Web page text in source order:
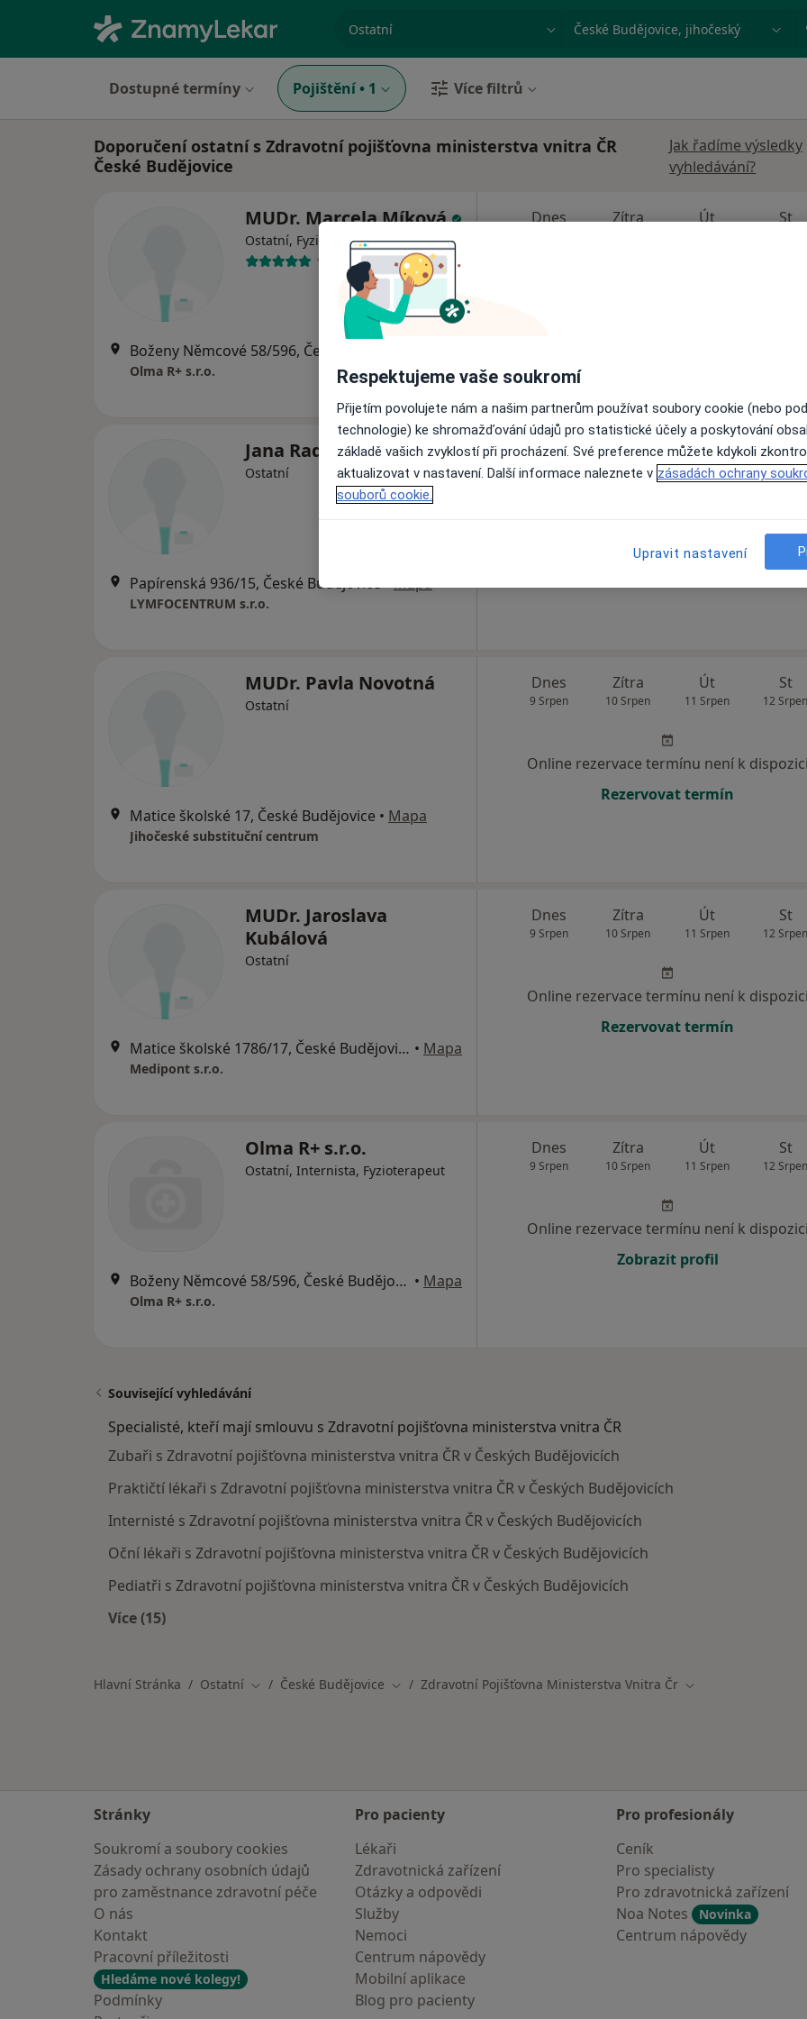
specializace, nemoc nebo příjmeníMěsto nebo region
Dostupné termíny Pojištění • 1 Více filtrů
Doporučení ostatní s Zdravotní pojišťovna ministerstva vnitra ČR
České Budějovice
Jak řadíme výsledky
vyhledávání?
MUDr. Marcela Míková
Ostatní, Fyzioterapeut
1 názor
Olma R+ s.r.o.
Dnes Zítra Út St
Jana Radouchová
Ostatní
Papírenská 936/15, České Budějovice•Mapa
LYMFOCENTRUM s.r.o.
Dnes
9 Srpen
Zítra
10 Srpen
Út
11 Srpen
St
12
Online rezervace termínu není k
Rezervovat termín
MUDr. Pavla Novotná
Ostatní
Matice školské 17, České Budějovice • Mapa
Jihočeské substituční centrum
Dnes
9 Srpen
Zítra
10 Srpen
Út
11 Srpen
St
12
Online rezervace termínu není k
Rezervovat termín
MUDr. Jaroslava
Kubálová
Ostatní
Matice školské 1786/17, České Budějovice • Mapa
Medipont s.r.o.
Dnes
9 Srpen
Zítra
10 Srpen
Út
11 Srpen
St
12
Online rezervace termínu není k
Rezervovat termín
Olma R+ s.r.o.
Ostatní, Internista, Fyzioterapeut
Boženy Němcové 58/596, České Budějovice • Mapa
Olma R+ s.r.o.
Dnes
9 Srpen
Zítra
10 Srpen
Út
11 Srpen
St
12
Online rezervace termínu není k
Zobrazit profil
Související vyhledávání
Specialisté, kteří mají smlouvu s Zdravotní pojišťovna ministerstva vnitra ČR
Zubaři s Zdravotní pojišťovna ministerstva vnitra ČR v Českých Budějovicích
Praktičtí lékaři s Zdravotní pojišťovna ministerstva vnitra ČR v Českých Budějovicích
Internisté s Zdravotní pojišťovna ministerstva vnitra ČR v Českých Budějovicích
Oční lékaři s Zdravotní pojišťovna ministerstva vnitra ČR v Českých Budějovicích
Pediatři s Zdravotní pojišťovna ministerstva vnitra ČR v Českých Budějovicích
Více (15)
Hlavní Stránka Ostatní Změna města
České Budějovice Změna města
Zdravotní Pojišťovna Ministerstva Vnitra Čr Změna města
Stránky
Soukromí a soubory cookies
Zásady ochrany osobních údajů
pro zaměstnance zdravotní péče
O nás
Kontakt
Pracovní příležitosti
Hledáme nové kolegy!
Podmínky
Pro pacienty
Lékaři
Zdravotnická zařízení
Otázky a odpovědi
Služby
Nemoci
Centrum nápovědy
Mobilní aplikace
Blog pro pacienty
Pro profesionály
Ceník
Pro specialisty
Pro zdravotnická zařízení
Noa Notes
Novinka
Centrum nápovědy
Respektujeme vaše soukromí
Přijetím povolujete nám a našim partnerům používat soubory cookie (nebo
technologie) ke shromažďování údajů pro statistické účely a poskytování
základě vašich zvyklostí při procházení. Své preference můžete kdykoli
aktualizovat v nastavení. Další informace naleznete v zásadách ochrany
souborů cookie.
Upravit nastavení